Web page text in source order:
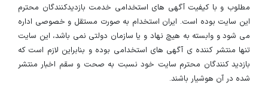
مطلوب و با کیفیت آگهی های استخدامی خدمت بازدیدکنندگان محترم
این سایت بوده است. ایران استخدام به صورت مستقل و خصوصی اداره
می شود و وابسته به هیچ نهاد و یا سازمان دولتی نمی باشد، این سایت
تنها منتشر کننده ی آگهی های استخدامی بوده و بنابراین لازم است که
بازدید کنندگان محترم سایت خود نسبت به صحت و سقم اخبار منتشر
شده در آن هوشیار باشند.